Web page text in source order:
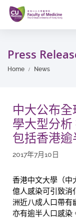
Skip
main
content
Press
Home News
中大公布
學大型分
包括香港
2017年7月10日
香港中文大學（中
億人感染可引致消
洲近八成人口帶有
亦有逾半人口感染